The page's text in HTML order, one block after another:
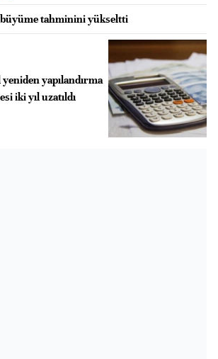
tahminini yükseltti
yapılandırma
iki yıl uzatıldı